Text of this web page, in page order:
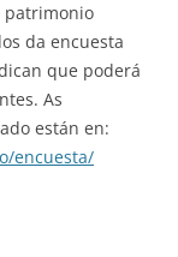
patrimonio
da encuesta
que poderá
As
están en:
encuesta/